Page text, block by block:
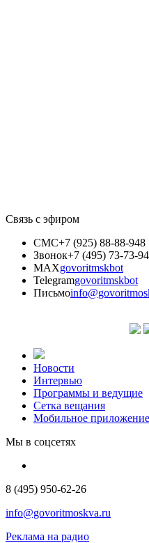
Связь с эфиром
СМС+7 (925) 88-88-948
Звонок+7 (495) 73-73-
MAXgovoritmskbot
Telegramgovoritmskbot
Письмо
Новости
Интервью
Программы и ведущие
Сетка вещания
Мобильное приложение
Мы в соцсетях
8 (495) 950-62-26
info@govoritmoskva.ru
Реклама на радио